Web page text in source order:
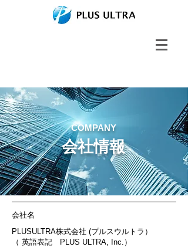
COMPANY
​会社情報
会社名
PLUSULTRA株式会社 (プルスウルトラ）
（ 英語表記 PLUS ULTRA, Inc.）